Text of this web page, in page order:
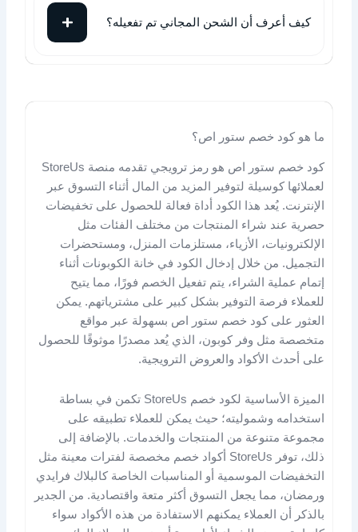
كيف أعرف أن الشحن المجاني تم تفعيله؟
ما هو كود خصم ستور اص؟
كود خصم ستور اص هو رمز ترويجي تقدمه منصة StoreUs
لعملائها كوسيلة لتوفير المزيد من المال أثناء التسوق عبر
الإنترنت. يُعد هذا الكود أداة فعالة للحصول على تخفيضات
حصرية عند شراء المنتجات من مختلف الفئات مثل
الإلكترونيات، الأزياء، مستلزمات المنزل، ومستحضرات
التجميل. من خلال إدخال الكود في خانة الكوبونات أثناء
إتمام عملية الشراء، يتم تفعيل الخصم فورًا، مما يتيح
للعملاء فرصة التوفير بشكل كبير على مشترياتهم. يمكن
العثور على كود خصم ستور اص بسهولة عبر مواقع
متخصصة مثل وفر كوبون، الذي يُعد مصدرًا موثوقًا للحصول
على أحدث الأكواد والعروض الترويجية.
الميزة الأساسية لكود خصم StoreUs تكمن في بساطة
استخدامه وشموليته؛ حيث يمكن للعملاء تطبيقه على
مجموعة متنوعة من المنتجات والخدمات. بالإضافة إلى
ذلك، توفر StoreUs أكواد خصم مخصصة لفترات معينة مثل
التخفيضات الموسمية أو المناسبات الخاصة كالبلاك فرايدي
ورمضان، مما يجعل التسوق أكثر متعة واقتصادية. من الجدير
بالذكر أن العملاء يمكنهم الاستفادة من هذه الأكواد سواء